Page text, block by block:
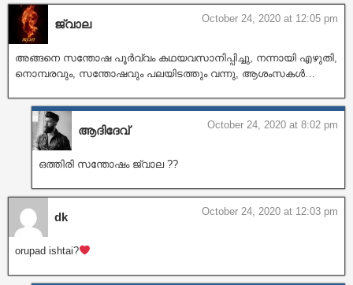
ജ്വാല October 24, 2020 at 12:05 pm
അങ്ങനെ സന്തോഷ പൂർവ്വം കഥയവസാനിപ്പിച്ചു, നന്നായി എഴുതി,
നൊമ്പരവും, സന്തോഷവും പലയിടത്തും വന്നു, ആശംസകൾ…
ആദിദേവ് October 24, 2020 at 8:02 pm
ഒത്തിരി സന്തോഷം ജ്വാല ??
dk October 24, 2020 at 12:03 pm
orupad ishtai?